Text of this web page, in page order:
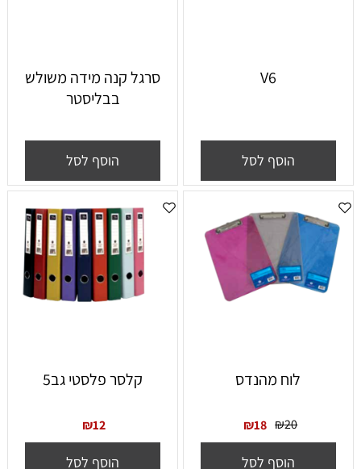
V6
הוסף לסל
סרגל קנה מידה משולש
בבליסטר
הוסף לסל
לוח מהנדס
₪20
₪18
הוסף לסל
קלסר פלסטי גב5
₪12
הוסף לסל